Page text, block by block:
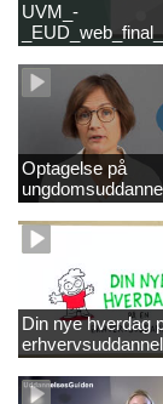
UVM_-
Optagelse på
Din nye hverdag